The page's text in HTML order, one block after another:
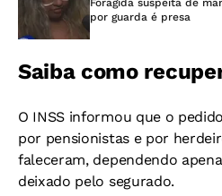
Foragida suspeita de
por guarda é presa
Saiba como
O INSS informou que o
por pensionistas e por
faleceram, dependendo
deixado pelo segurado.